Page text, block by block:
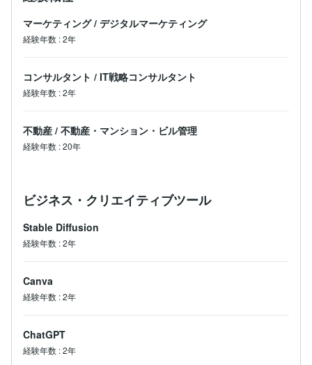
・日商簿記2級
・損害保険関連資格 ほか
本人確認済み／NDA締結済みです。
個別性の高いご相談も、守秘義務を守って対応いたしま
「まずは頭の中を整理したい」という段階でも大丈夫で
す。
マーケティング / デジタルマーケティング
経験年数 :2年
コンサルタント / IT戦略コンサルタント
経験年数 :2年
不動産 / 不動産・マンション・ビル管理
経験年数 :20年
ビジネス・クリエイティブツール
Stable Diffusion
経験年数 :2年
Canva
経験年数 :2年
ChatGPT
経験年数 :2年